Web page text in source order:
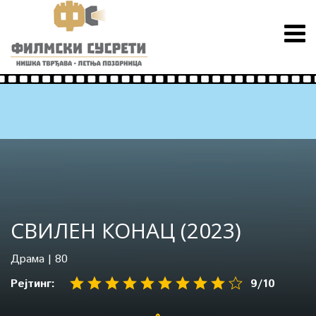
СВИЛЕН КОНАЦ (2023)
Драма | 80
Рејтинг:
9/10